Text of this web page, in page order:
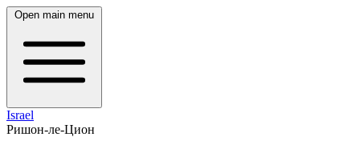
Open main menu
Israel
Ришон-ле-Цион